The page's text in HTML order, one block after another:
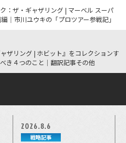
：ザ・ギャザリング | マーベル スーパ
｜市川ユウキの「プロツアー参戦記」
ャザリング | ホビット』をコレクションす
き４つのこと｜翻訳記事その他
2026.8.6
戦略記事